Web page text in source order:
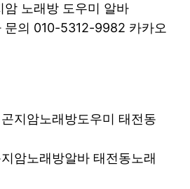
암 노래방 도우미 알바
문의 010-5312-9982 카카오
지암노래방도우미 태전동
암노래방알바 태전동노래